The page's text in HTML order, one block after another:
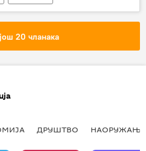
Алексис Ципрас
20 чланака
ДРУШТВО НАОРУЖАЊЕ